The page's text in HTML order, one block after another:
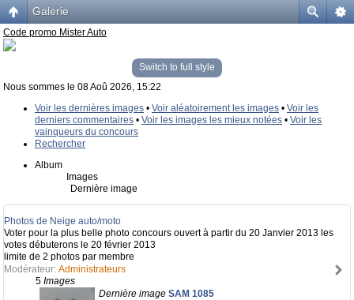
Galerie
Code promo Mister Auto
Switch to full style
Nous sommes le 08 Aoû 2026, 15:22
Voir les dernières images • Voir aléatoirement les images • Voir les
derniers commentaires • Voir les images les mieux notées • Voir les
vainqueurs du concours
Rechercher
Album
Images
Dernière image
Photos de Neige auto/moto
Voter pour la plus belle photo concours ouvert à partir du 20 Janvier 2013 les
votes débuterons le 20 février 2013
limite de 2 photos par membre
Modérateur: Administrateurs
5 Images
Dernière image SAM 1085